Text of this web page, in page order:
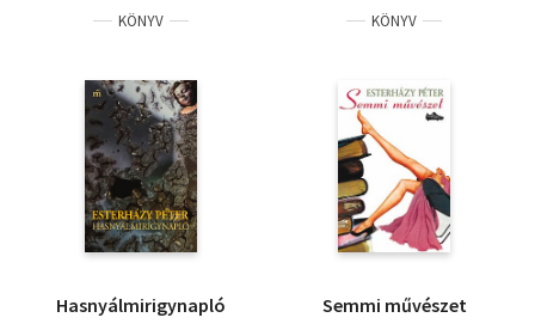
KÖNYV
Hasnyálmirigynapló
KÖNYV
Semmi művészet